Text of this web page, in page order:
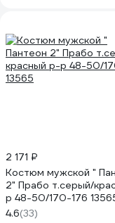
2 171 ₽
Костюм мужской "
2" Прабо т.серый/
р 48-50/170-176
4.6(33)